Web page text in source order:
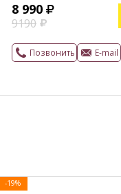
8 990
9190
Позвонить E-mail
-19%